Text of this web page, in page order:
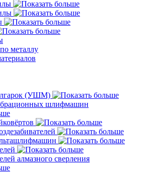
металлу
(УШМ)
шлифмашин
алмазного сверления